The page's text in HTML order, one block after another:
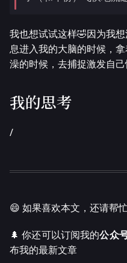
我也想试试这样🤣因为我
息进入我的大脑的时候，
澡的时候，去捕捉激发自己
我的思考
/
😄 如果喜欢本文，还请帮
🌲 你还可以订阅我的公众
布我的最新文章